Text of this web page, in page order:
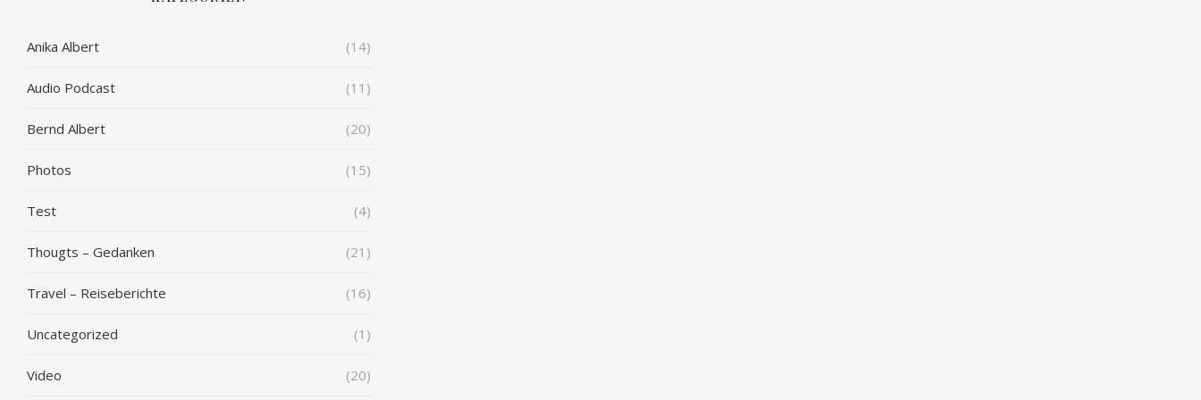
Anika Albert (14)
Audio Podcast (11)
Bernd Albert (20)
Photos (15)
Test (4)
Thougts – Gedanken (21)
Travel – Reiseberichte (16)
Uncategorized (1)
Video (20)